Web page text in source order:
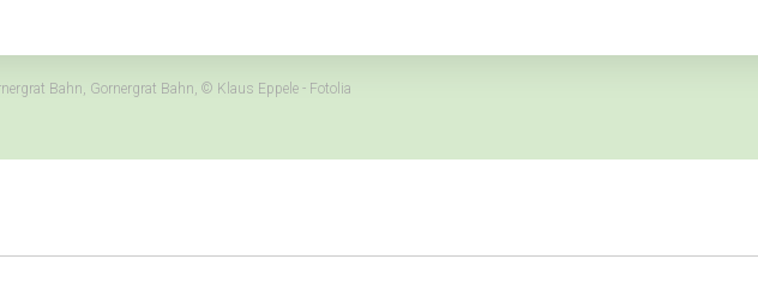
Bahn, Gornergrat Bahn, © Klaus Eppele - Fotolia